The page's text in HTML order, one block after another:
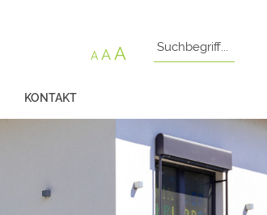
KONTAKT
A AA